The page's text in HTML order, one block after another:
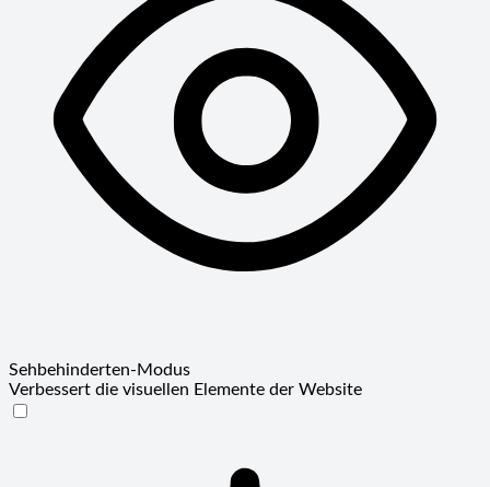
Sehbehinderten-Modus
Verbessert die visuellen Elemente der Website